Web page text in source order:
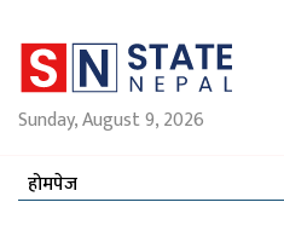
Sunday, August 9, 2026
होमपेज